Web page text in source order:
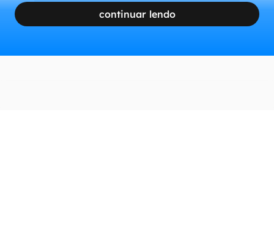
continuar lendo